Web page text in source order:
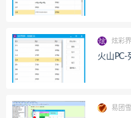
炫彩
火山PC-
易团雪